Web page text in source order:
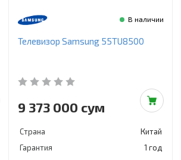
В наличии
Телевизор Samsung 55TU8500
9 373 000 сум
Страна
Китай
Гарантия
1 год